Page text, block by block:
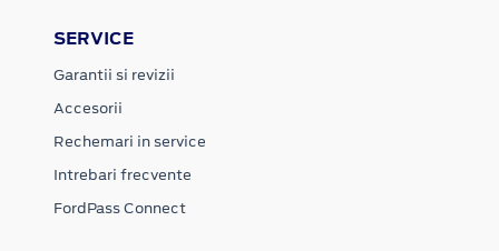
SERVICE
Garantii si revizii
Accesorii
Rechemari in service
Intrebari frecvente
FordPass Connect